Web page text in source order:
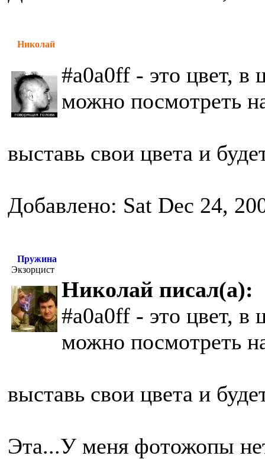
Николай
#a0a0ff - это цвет, в
можно посмотреть
выставь свои цвета и
Добавлено: Sat Dec 24,
Пружина
Экзорцист
Николай писал(а):
#a0a0ff - это цвет, в
можно посмотреть
выставь свои цвета и
Эта...У меня фотожопы